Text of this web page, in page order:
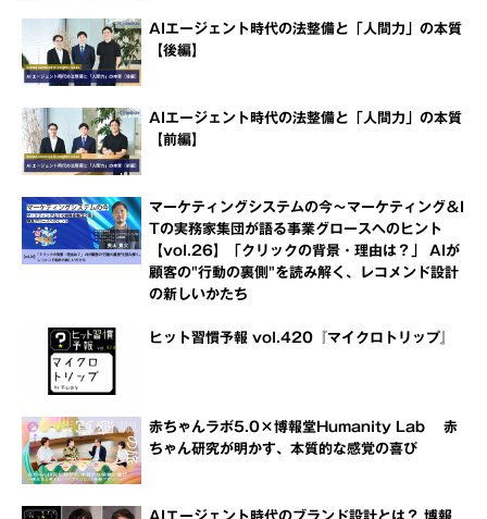
AIエージェント時代の法整備と「人間力」の本質
【後編】
AIエージェント時代の法整備と「人間力」の本質
【前編】
マーケティングシステムの今～マーケティング＆I
Tの実務家集団が語る事業グロースへのヒント
【vol.26】「クリックの背景・理由は？」 AIが
顧客の"行動の裏側"を読み解く、レコメンド設計
の新しいかたち
ヒット習慣予報 vol.420『マイクロトリップ』
赤ちゃんラボ5.0×博報堂Humanity Lab 赤
ちゃん研究が明かす、本質的な感覚の喜び
AIエージェント時代のブランド設計とは？ 博報